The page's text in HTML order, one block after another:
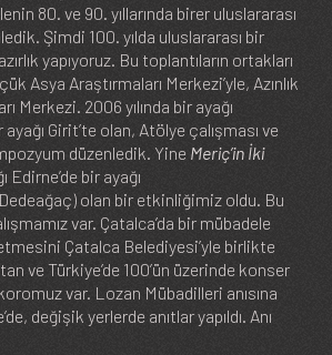
80. ve 90. yıllarında birer uluslararası
Şimdi 100. yılda uluslararası bir
yapıyoruz. Bu toplantıların ortakları
Asya Araştırmaları Merkezi’yle, Azınlık
Merkezi. 2006 yılında bir ayağı
Girit’te olan, Atölye çalışması ve
düzenledik. Yine Meriç’in İki
Edirne’de bir ayağı
olan bir etkinliğimiz oldu. Bu
var. Çatalca’da bir mübadele
Çatalca Belediyesi’yle birlikte
ve Türkiye’de 100’ün üzerinde konser
var. Lozan Mübadilleri anısına
değişik yerlerde anıtlar yapıldı. Anı